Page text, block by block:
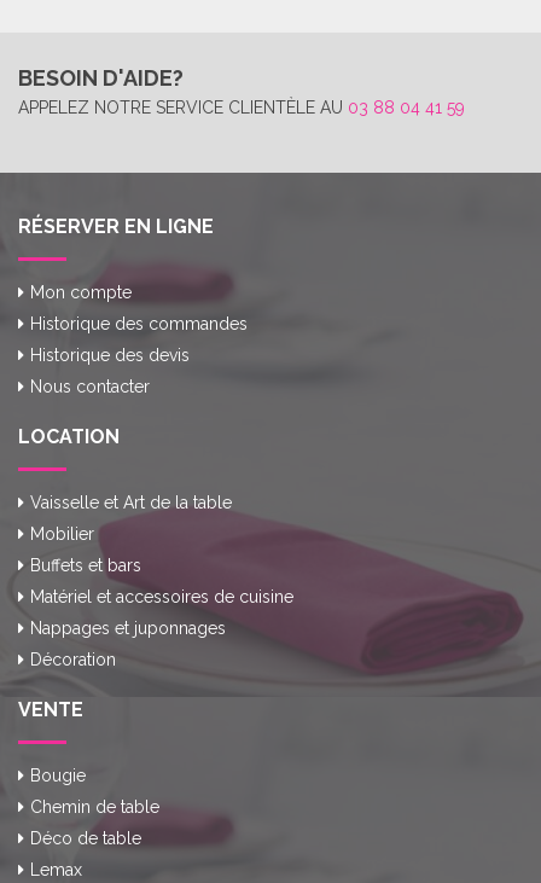
BESOIN D'AIDE?
APPELEZ NOTRE SERVICE CLIENTÈLE AU 03 88 04 41 59
RÉSERVER EN LIGNE
Mon compte
Historique des commandes
Historique des devis
Nous contacter
LOCATION
Vaisselle et Art de la table
Mobilier
Buffets et bars
Matériel et accessoires de cuisine
Nappages et juponnages
Décoration
VENTE
Bougie
Chemin de table
Déco de table
Lemax